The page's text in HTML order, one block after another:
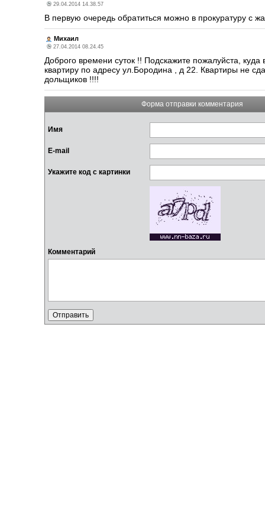
29.04.2014 14.38.57
В первую очередь обратиться можно в прокуратуру с
Михаил
27.04.2014 08.24.45
Доброго времени суток !! Подскажите пожалуйста,
квартиру по адресу ул.Бородина , д 22. Квартиры не
дольщиков !!!!
Форма отправки комментария
Имя
E-mail
Укажите код с картинки
Комментарий